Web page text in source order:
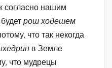
согласно нашим
рош ходешем
что так некогда
в Земле
что мудрецы